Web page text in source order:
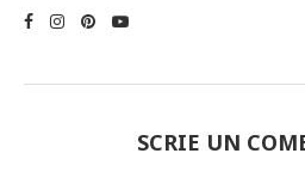
SCRIE UN